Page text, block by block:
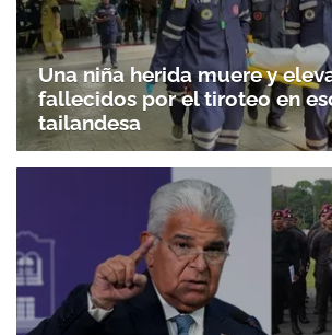
Una niña herida muere y
fallecidos por el tiroteo en
tailandesa